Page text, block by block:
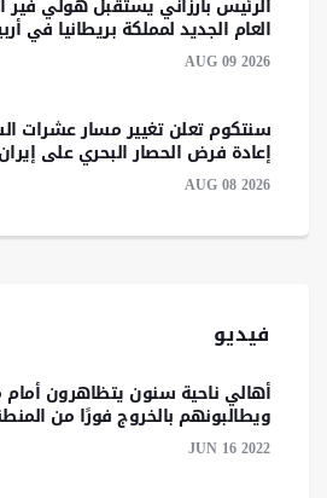
العام الجديد لمملكة بريطانيا في
AUG 09 2026
سنتكوم تعلن تغيير مسار عشرات
إعادة فرض الحصار البحري على إيران
AUG 08 2026
فيديو
ويطالبونهم بالخروج فورًا من
JUN 16 2022